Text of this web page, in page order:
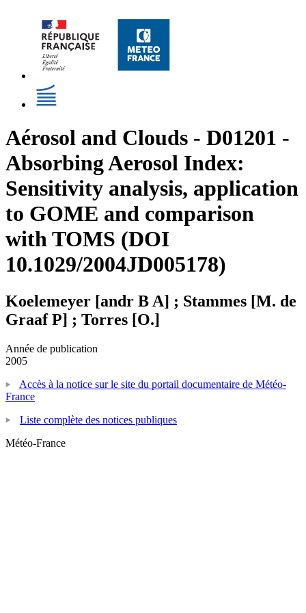
Aérosol and Clouds - D01201 -
Absorbing Aerosol Index:
Sensitivity analysis, application
to GOME and comparison
with TOMS (DOI
10.1029/2004JD005178)
Koelemeyer [andr B A] ; Stammes [M. de
Graaf P] ; Torres [O.]
Année de publication
2005
Accès à la notice sur le site du portail documentaire de Météo-
France
Liste complète des notices publiques
Météo-France